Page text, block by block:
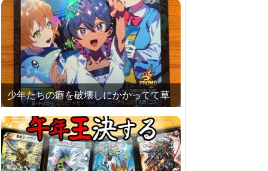
少年たちの癖を破壊しにかかってて草